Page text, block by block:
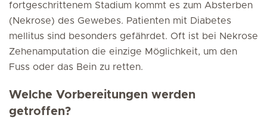
fortgeschrittenem Stadium kommt es zum Absterben
(Nekrose) des Gewebes. Patienten mit Diabetes
mellitus sind besonders gefährdet. Oft ist bei Nekrose
Zehenamputation die einzige Möglichkeit, um den
Fuss oder das Bein zu retten.
Welche Vorbereitungen werden
getroffen?